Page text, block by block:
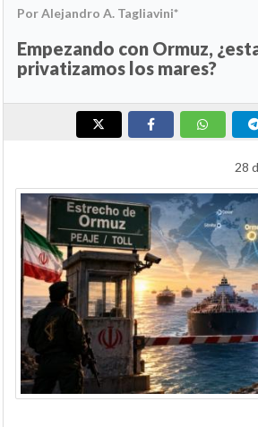
Por Alejandro A. Tagliavini*
Empezando con Ormuz,
privatizamos los mares?
28